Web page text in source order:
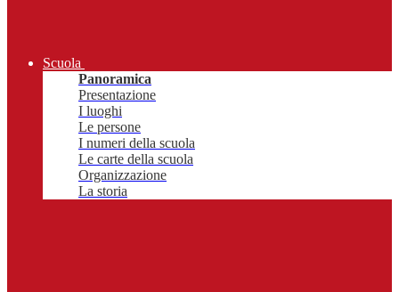
Scuola
Panoramica
Presentazione
I luoghi
Le persone
I numeri della scuola
Le carte della scuola
Organizzazione
La storia